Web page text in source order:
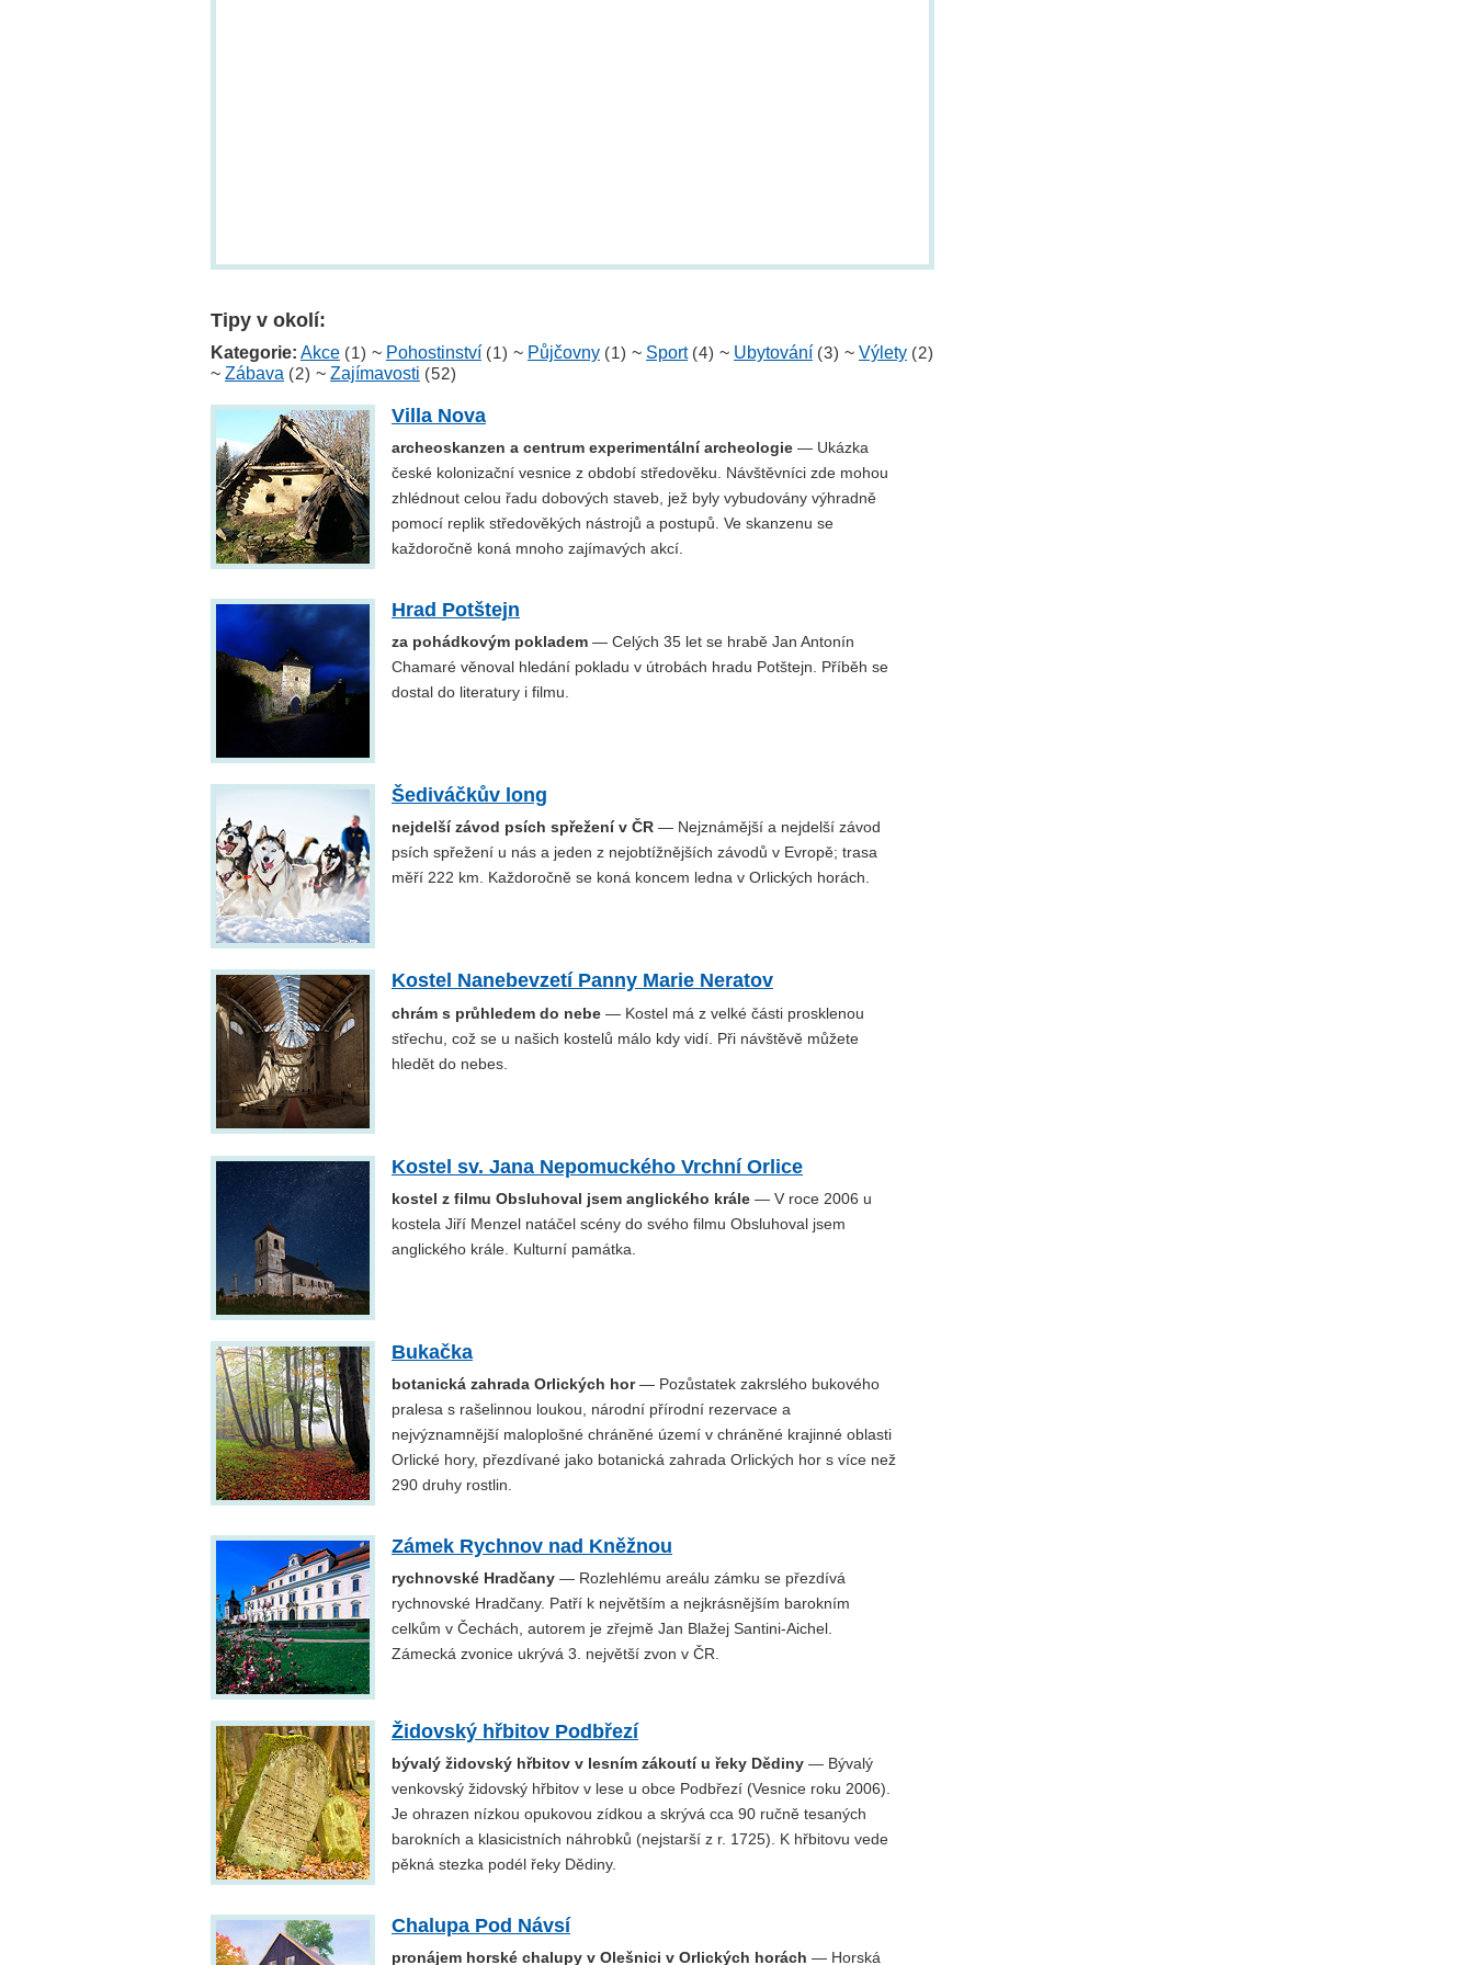
Tipy v okolí:
Kategorie: Akce (1) ~ Pohostinství (1) ~ Půjčovny (1) ~ Sport (4) ~ Ubytování (3) ~ Výlety (2)
~ Zábava (2) ~ Zajímavosti (52)
Villa Nova
archeoskanzen a centrum experimentální archeologie — Ukázka
české kolonizační vesnice z období středověku. Návštěvníci zde mohou
zhlédnout celou řadu dobových staveb, jež byly vybudovány výhradně
pomocí replik středověkých nástrojů a postupů. Ve skanzenu se
každoročně koná mnoho zajímavých akcí.
Hrad Potštejn
za pohádkovým pokladem — Celých 35 let se hrabě Jan Antonín
Chamaré věnoval hledání pokladu v útrobách hradu Potštejn. Příběh se
dostal do literatury i filmu.
Šediváčkův long
nejdelší závod psích spřežení v ČR — Nejznámější a nejdelší závod
psích spřežení u nás a jeden z nejobtížnějších závodů v Evropě; trasa
měří 222 km. Každoročně se koná koncem ledna v Orlických horách.
Kostel Nanebevzetí Panny Marie Neratov
chrám s průhledem do nebe — Kostel má z velké části prosklenou
střechu, což se u našich kostelů málo kdy vidí. Při návštěvě můžete
hledět do nebes.
Kostel sv. Jana Nepomuckého Vrchní Orlice
kostel z filmu Obsluhoval jsem anglického krále — V roce 2006 u
kostela Jiří Menzel natáčel scény do svého filmu Obsluhoval jsem
anglického krále. Kulturní památka.
Bukačka
botanická zahrada Orlických hor— Pozůstatek zakrslého bukového
pralesa s rašelinnou loukou, národní přírodní rezervace a
nejvýznamnější maloplošné chráněné území v chráněné krajinné oblasti
Orlické hory, přezdívané jako botanická zahrada Orlických hor s více než
290 druhy rostlin.
Zámek Rychnov nad Kněžnou
rychnovské Hradčany — Rozlehlému areálu zámku se přezdívá
rychnovské Hradčany. Patří k největším a nejkrásnějším barokním
celkům v Čechách, autorem je zřejmě Jan Blažej Santini-Aichel.
Zámecká zvonice ukrývá 3. největší zvon v ČR.
Židovský hřbitov Podbřezí
bývalý židovský hřbitov v lesním zákoutí u řeky Dědiny — Bývalý
venkovský židovský hřbitov v lese u obce Podbřezí (Vesnice roku 2006).
Je ohrazen nízkou opukovou zídkou a skrývá cca 90 ručně tesaných
barokních a klasicistních náhrobků (nejstarší z r. 1725). K hřbitovu vede
pěkná stezka podél řeky Dědiny.
Chalupa Pod Návsí
pronájem horské chalupy v Olešnici v Orlických horách — Horská